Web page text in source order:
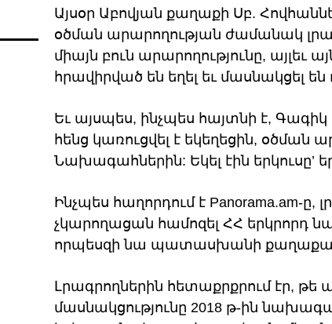
Այսօր Աբովյան քաղաքի Սբ.
օծման արարողության ժամանակ
միայն բուն արարողությունը, այլեւ
հրավիրված են եղել եւ մասնակցել
Եւ այսպես, ինչպես հայտնի է, Գագիկ
հենց կառուցվել է եկեղեցին, օծման
Նախագահներին: Եկել էին երկուսը’
Ինչպես հաղորդում է Panorama.am-ը,
չկարողացան համոզել ՀՀ երկրորդ
որպեսզի նա պատասխանի
Լրագրողներին հետաքրքրում էր,
մասնակցությունը 2018 թ-ին